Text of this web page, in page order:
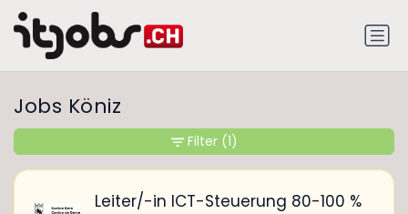
Jobs Köniz
Leiter/-in ICT-Steuerung 80-100 %
Filter (1)